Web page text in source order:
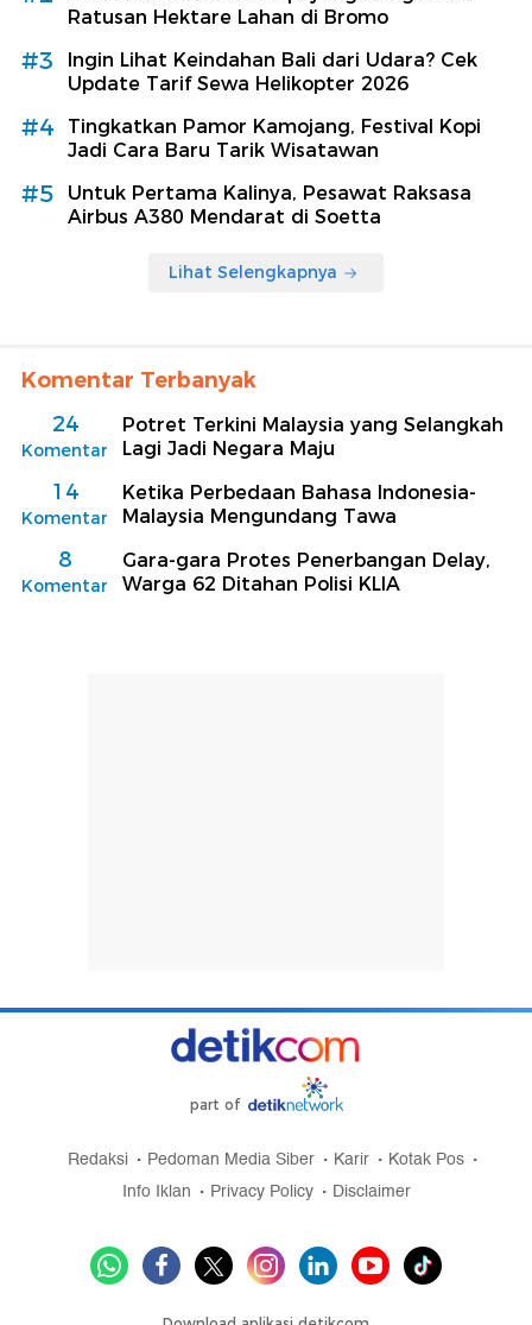
Ratusan Hektare Lahan di Bromo
#3
Ingin Lihat Keindahan Bali dari Udara? Cek
Update Tarif Sewa Helikopter 2026
#4
Tingkatkan Pamor Kamojang, Festival Kopi
Jadi Cara Baru Tarik Wisatawan
#5
Untuk Pertama Kalinya, Pesawat Raksasa
Airbus A380 Mendarat di Soetta
Lihat Selengkapnya
Komentar Terbanyak
24
Komentar
Potret Terkini Malaysia yang Selangkah
Lagi Jadi Negara Maju
14
Komentar
Ketika Perbedaan Bahasa Indonesia-
Malaysia Mengundang Tawa
8
Komentar
Gara-gara Protes Penerbangan Delay,
Warga 62 Ditahan Polisi KLIA
part of
Redaksi Pedoman Media Siber Karir
Kotak Pos
Info Iklan
Privacy Policy Disclaimer